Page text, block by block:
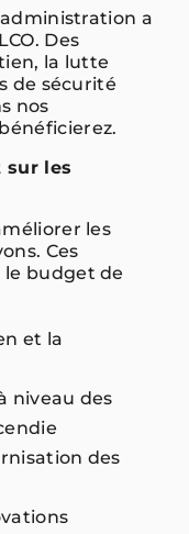
a
Des
la lutte
de sécurité
nos
sur les
les
Ces
le budget de
et la
niveau des
des